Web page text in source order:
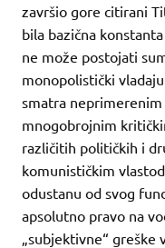
završio gore citirani
bila bazična
ne može postojati
monopolistički
smatra
mnogobrojnim
različitih političkih i
komunističkim
odustanu od svog
apsolutno pravo na
„subjektivne“